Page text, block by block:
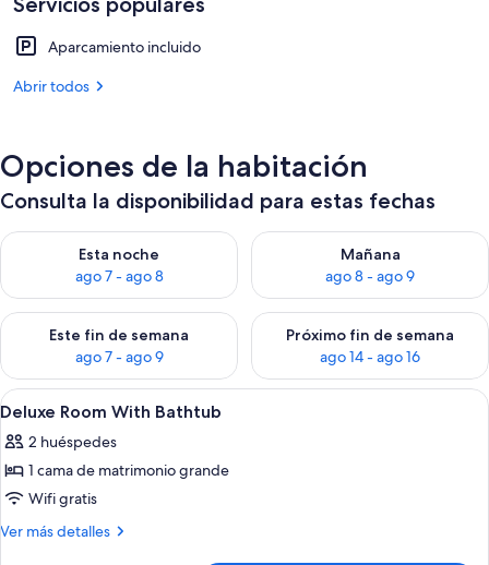
de
80 €
Aparcamiento incluido
Abrir todos
Opciones de la habitación
Consulta la disponibilidad para estas fechas
Esta noche
ago 7 - ago 8
Consulta la disponibilidad para esta noche, ago 7 - ago 8
Mañana
ago 8 - ago 9
Consulta la disponibilidad
Este fin de semana
ago 7 - ago 9
Consulta la disponibilidad para este fin de semana, ago 7 -
Próximo fin de semana
ago 14 - ago 16
Consulta la disponibilidad
Abrir
todas
las
fotos
de
Deluxe
Un espacio exterior moderno con
25
Deluxe Room With Bathtub
2 huéspedes
1 cama de matrimonio grande
Wifi gratis
Ver más detalles
Más